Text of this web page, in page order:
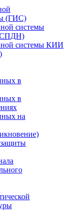
(ГИС)
системы
системы КИИ
в
в
на
защиты